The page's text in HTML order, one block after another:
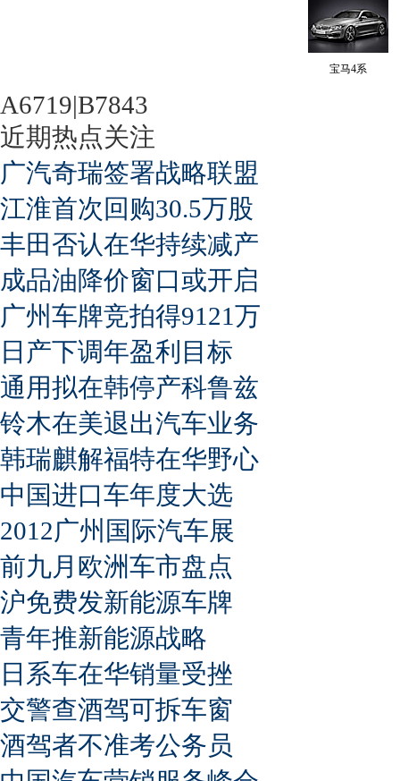
宝马4系
A6719|B7843
近期热点关注
广汽奇瑞签署战略联盟
江淮首次回购30.5万股
丰田否认在华持续减产
成品油降价窗口或开启
广州车牌竞拍得9121万
日产下调年盈利目标
通用拟在韩停产科鲁兹
铃木在美退出汽车业务
韩瑞麒解福特在华野心
中国进口车年度大选
2012广州国际汽车展
前九月欧洲车市盘点
沪免费发新能源车牌
青年推新能源战略
日系车在华销量受挫
交警查酒驾可拆车窗
酒驾者不准考公务员